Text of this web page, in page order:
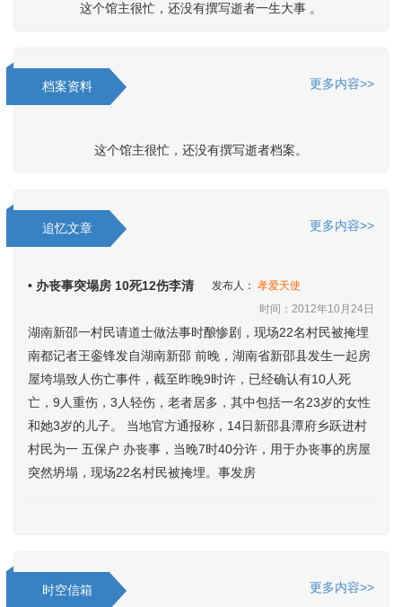
这个馆主很忙，还没有撰写逝者一生大事 。
档案资料 更多内容>>
这个馆主很忙，还没有撰写逝者档案。
追忆文章 更多内容>>
• 办丧事突塌房 10死12伤李清 发布人： 孝爱天使
时间：2012年10月24日
湖南新邵一村民请道士做法事时酿惨剧，现场22名村民被掩埋
南都记者王銮锋发自湖南新邵 前晚，湖南省新邵县发生一起房
屋垮塌致人伤亡事件，截至昨晚9时许，已经确认有10人死
亡，9人重伤，3人轻伤，老者居多，其中包括一名23岁的女性
和她3岁的儿子。 当地官方通报称，14日新邵县潭府乡跃进村
村民为一 五保户 办丧事，当晚7时40分许，用于办丧事的房屋
突然坍塌，现场22名村民被掩埋。事发房
时空信箱 更多内容>>